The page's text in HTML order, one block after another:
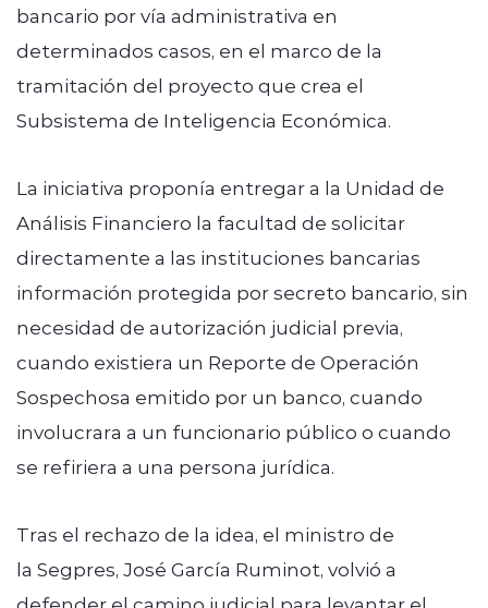
bancario por vía administrativa en
determinados casos, en el marco de la
tramitación del proyecto que crea el
Subsistema de Inteligencia Económica.
La iniciativa proponía entregar a la Unidad de
Análisis Financiero la facultad de solicitar
directamente a las instituciones bancarias
información protegida por secreto bancario, sin
necesidad de autorización judicial previa,
cuando existiera un Reporte de Operación
Sospechosa emitido por un banco, cuando
involucrara a un funcionario público o cuando
se refiriera a una persona jurídica.
Tras el rechazo de la idea, el ministro de
la Segpres, José García Ruminot, volvió a
defender el camino judicial para levantar el